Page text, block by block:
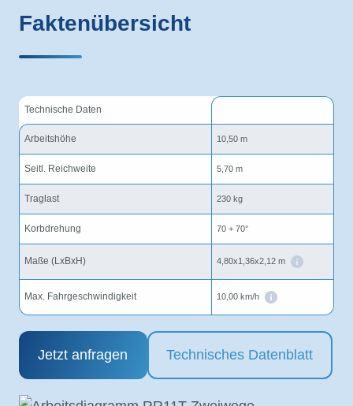
Faktenübersicht
Technische Daten
Arbeitshöhe 10,50 m
Seitl. Reichweite 5,70 m
Traglast 230 kg
Korbdrehung 70 + 70°
Maße (LxBxH) 4,80x1,36x2,12 m
Max. Fahrgeschwindigkeit 10,00 km/h
Jetzt anfragen Technisches Datenblatt